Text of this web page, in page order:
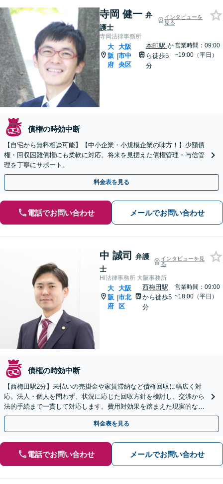
寺岡 健一 弁
護士
インタビューを
見る
寺岡法律事務所
大
阪
府
|
大阪
市中
央区
本町駅 か
ら徒歩5
分
営業時間：09:00
~19:00（平日）
債権の時効中断
【自宅から無料相談可能】【中小企業・小規模企業の味方！】少額債
権・回収困難債権にも柔軟に対応。将来を見据えた債権管理・与信管
理を丁寧にサポート。
料金表を見る
電話でお問い合わせ メールでお問い合わせ
中 誠司
弁護
士
インタビューを見
る
Hi法律事務所 大阪事務所
大
阪
府
|
大阪
市北
区
西梅田駅
から徒歩5
分
営業時間：09:00
~18:00（平日）
債権の時効中断
【西梅田駅2分】未払いの売掛金や家賃滞納など債権回収に幅広く対
応。法人・個人を問わず、状況に応じた回収方針を検討し、交渉から
法的手続まで一貫して対応します。費用対効果を踏まえた現実的な回
収を目指します【オンライン面談可】【夜間・休日相談可】
料金表を見る
電話でお問い合わせ メールでお問い合わせ